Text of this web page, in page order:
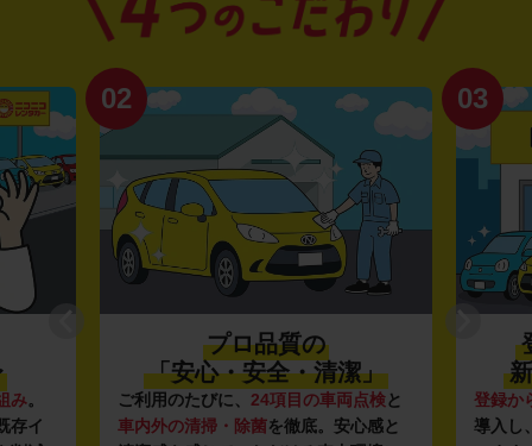
み。
存イ
02
プロ品質の
「安心・安全・清潔」
ご利用のたびに、 24項目の車両点検と
車内外の清掃・除菌を徹底。安心感と
03
登録か
導入し